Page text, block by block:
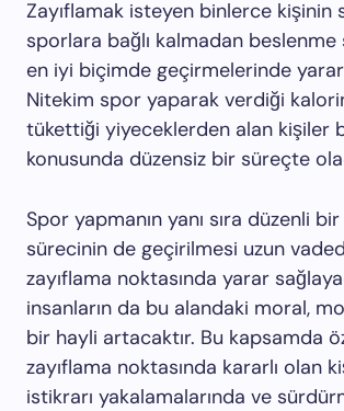
Zayıflamak isteyen binlerce kişinin
sporlara bağlı kalmadan
en iyi biçimde geçirmelerinde yarar
Nitekim spor yaparak verdiği
tükettiği yiyeceklerden alan kişiler
konusunda düzensiz bir süreçte
Spor yapmanın yanı sıra düzenli
sürecinin de geçirilmesi uzun
zayıflama noktasında yarar
insanların da bu alandaki moral,
bir hayli artacaktır. Bu kapsamda
zayıflama noktasında kararlı olan
istikrarı yakalamalarında ve